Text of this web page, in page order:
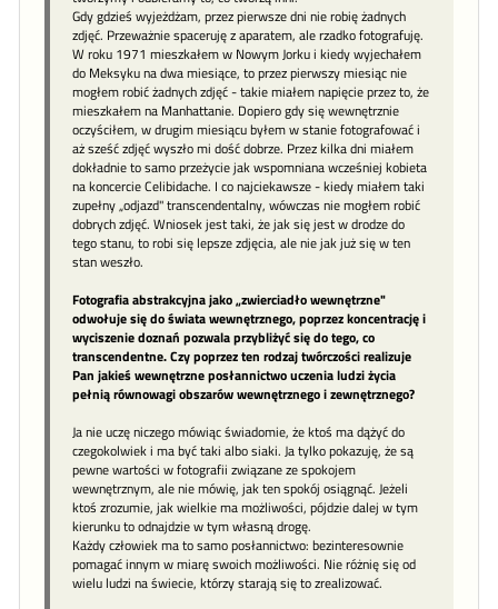
Gdy gdzieś wyjeżdżam, przez pierwsze dni nie robię żadnych
zdjęć. Przeważnie spaceruję z aparatem, ale rzadko fotografuję.
W roku 1971 mieszkałem w Nowym Jorku i kiedy wyjechałem
do Meksyku na dwa miesiące, to przez pierwszy miesiąc nie
mogłem robić żadnych zdjęć - takie miałem napięcie przez to, że
mieszkałem na Manhattanie. Dopiero gdy się wewnętrznie
oczyściłem, w drugim miesiącu byłem w stanie fotografować i
aż sześć zdjęć wyszło mi dość dobrze. Przez kilka dni miałem
dokładnie to samo przeżycie jak wspomniana wcześniej kobieta
na koncercie Celibidache. I co najciekawsze - kiedy miałem taki
zupełny „odjazd" transcendentalny, wówczas nie mogłem robić
dobrych zdjęć. Wniosek jest taki, że jak się jest w drodze do
tego stanu, to robi się lepsze zdjęcia, ale nie jak już się w ten
stan weszło.
Fotografia abstrakcyjna jako „zwierciadło wewnętrzne"
odwołuje się do świata wewnętrznego, poprzez koncentrację i
wyciszenie doznań pozwala przybliżyć się do tego, co
transcendentne. Czy poprzez ten rodzaj twórczości realizuje
Pan jakieś wewnętrzne posłannictwo uczenia ludzi życia
pełnią równowagi obszarów wewnętrznego i zewnętrznego?
Ja nie uczę niczego mówiąc świadomie, że ktoś ma dążyć do
czegokolwiek i ma być taki albo siaki. Ja tylko pokazuję, że są
pewne wartości w fotografii związane ze spokojem
wewnętrznym, ale nie mówię, jak ten spokój osiągnąć. Jeżeli
ktoś zrozumie, jak wielkie ma możliwości, pójdzie dalej w tym
kierunku to odnajdzie w tym własną drogę.
Każdy człowiek ma to samo posłannictwo: bezinteresownie
pomagać innym w miarę swoich możliwości. Nie różnię się od
wielu ludzi na świecie, którzy starają się to zrealizować.